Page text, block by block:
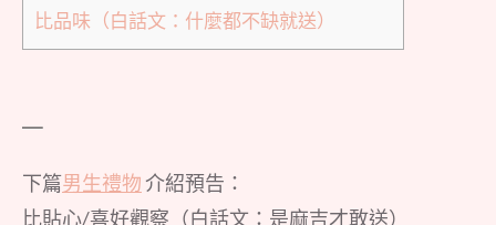
比品味（白話文：什麼都不缺就送）
下篇男生禮物 介紹預告：
比貼心/喜好觀察（白話文：是麻吉才敢送）